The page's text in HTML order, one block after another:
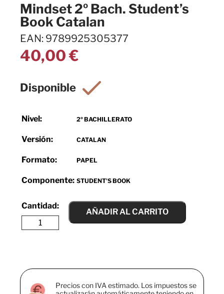
Mindset 2º Bach. Student’s
Book Catalan
EAN: 9789925305377
40,00€
Nivel: 2º BACHILLERATO
Versión: CATALAN
Formato: PAPEL
Componente: STUDENT'S BOOK
AÑADIR AL CARRITO
Precios con IVA estimado. Los impuestos se